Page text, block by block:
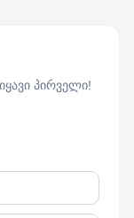
პირველი!